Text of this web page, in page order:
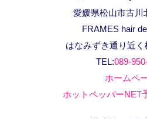
愛媛県松山市古川
FRAMES hair
はなみずき通り近く
TEL:089-
ホームペ
ホットペッパーNET